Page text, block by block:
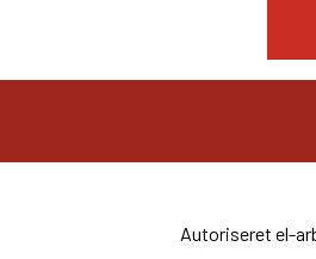
Autoriseret el-